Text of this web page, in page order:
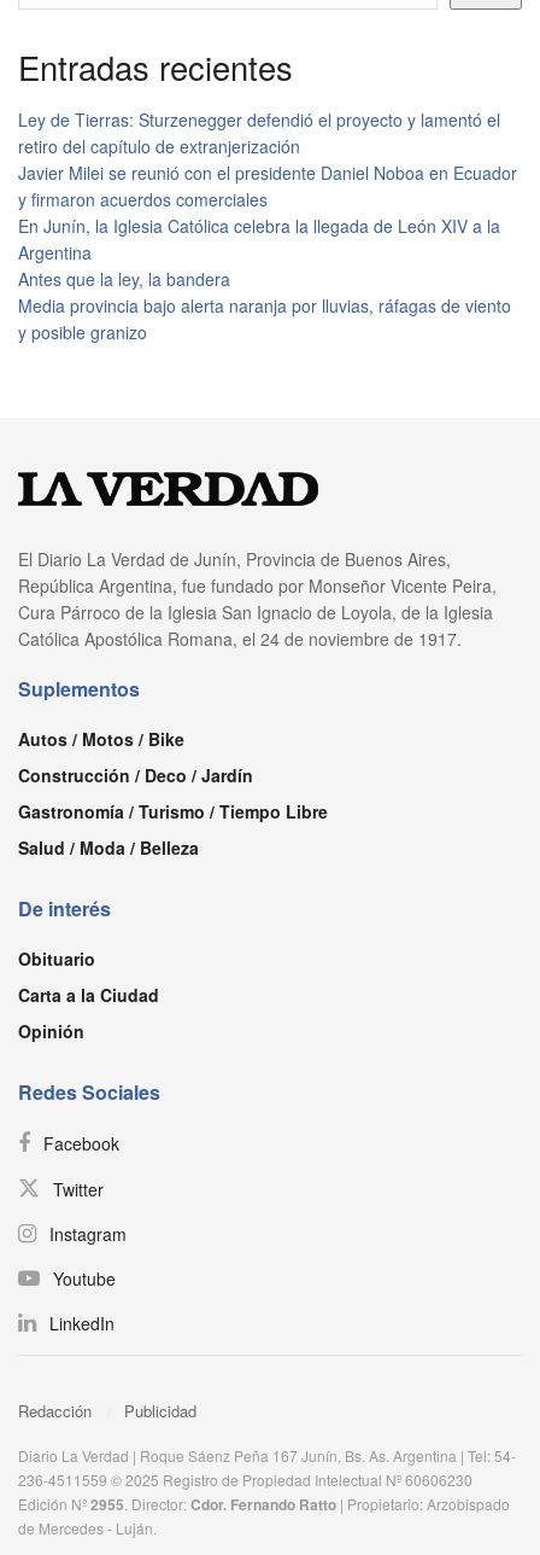
Entradas recientes
Ley de Tierras: Sturzenegger defendió el proyecto y lamentó el
retiro del capítulo de extranjerización
Javier Milei se reunió con el presidente Daniel Noboa en Ecuador
y firmaron acuerdos comerciales
En Junín, la Iglesia Católica celebra la llegada de León XIV a la
Argentina
Antes que la ley, la bandera
Media provincia bajo alerta naranja por lluvias, ráfagas de viento
y posible granizo
El Diario La Verdad de Junín, Provincia de Buenos Aires,
República Argentina, fue fundado por Monseñor Vicente Peira,
Cura Párroco de la Iglesia San Ignacio de Loyola, de la Iglesia
Católica Apostólica Romana, el 24 de noviembre de 1917.
Suplementos
Autos / Motos / Bike
Construcción / Deco / Jardín
Gastronomía / Turismo / Tiempo Libre
Salud / Moda / Belleza
De interés
Obituario
Carta a la Ciudad
Opinión
Redes Sociales
Facebook
Twitter
Instagram
Youtube
LinkedIn
Redacción Publicidad
Diario La Verdad | Roque Sáenz Peña 167 Junín, Bs. As. Argentina | Tel: 54-
236-4511559 © 2025 Registro de Propiedad Intelectual Nº 60606230
Edición Nº2955 . Director:​Cdor. Fernando Ratto | Propietario:​ Arzobispado
de Mercedes - Luján.